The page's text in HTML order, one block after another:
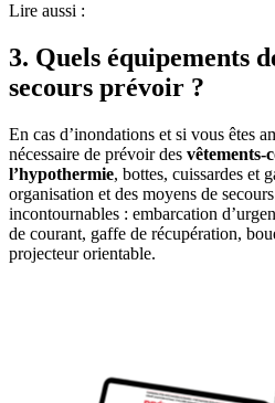
Lire aussi :
3. Quels équipements
secours prévoir ?
En cas d’inondations et si vous êtes
nécessaire de prévoir des vêtements-
l’hypothermie, bottes, cuissardes et
organisation et des moyens de
incontournables : embarcation
de courant, gaffe de récupération,
projecteur orientable.